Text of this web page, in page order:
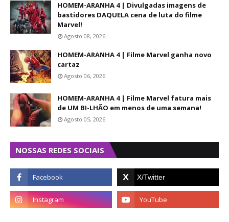
HOMEM-ARANHA 4 | Divulgadas imagens de
bastidores DAQUELA cena de luta do filme
Marvel!
Agosto 08, 2026
HOMEM-ARANHA 4 | Filme Marvel ganha novo
cartaz
Agosto 06, 2026
HOMEM-ARANHA 4 | Filme Marvel fatura mais
de UM BI-LHÃO em menos de uma semana!
Agosto 05, 2026
NOSSAS REDES SOCIAIS